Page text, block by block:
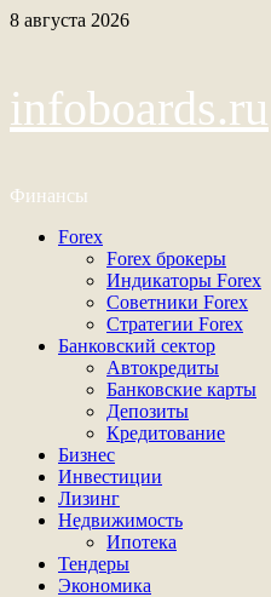
Перейти
8 августа 2026
infoboards.ru
Финансы
Основное
Forex
Forex брокеры
Индикаторы Forex
Советники Forex
Стратегии Forex
Банковский сектор
Автокредиты
Банковские карты
Депозиты
Кредитование
Бизнес
Инвестиции
Лизинг
Недвижимость
Ипотека
Тендеры
Экономика